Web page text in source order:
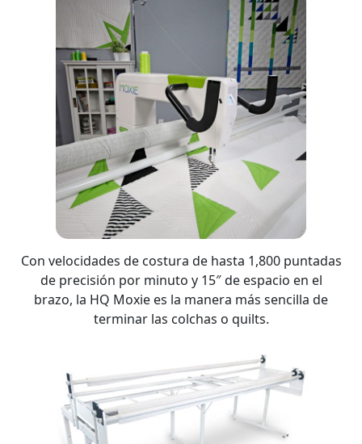
Con velocidades de costura de hasta 1,800 puntadas
de precisión por minuto y 15″ de espacio en el
brazo, la HQ Moxie es la manera más sencilla de
terminar las colchas o quilts.